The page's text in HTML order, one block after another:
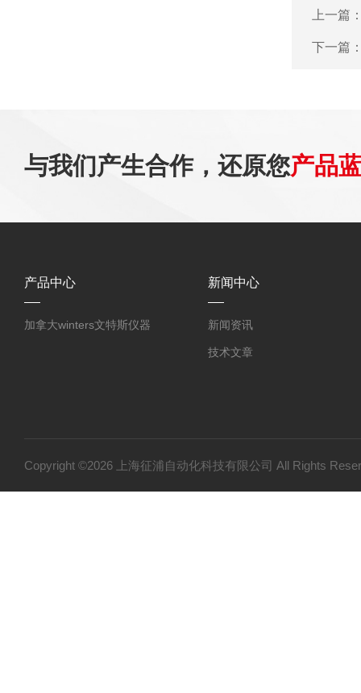
上一篇
下一篇
与我们产生合作，还原您产品
产品中心
加拿大winters文特斯仪器
新闻中心
新闻资讯
技术文章
Copyright ©2026 上海征浦自动化科技有限公司 All Rights